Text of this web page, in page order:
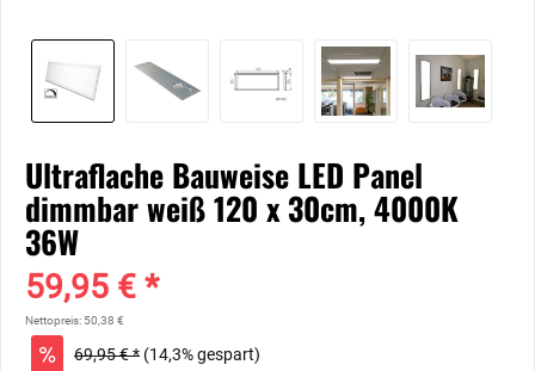
Ultraflache Bauweise LED Panel
dimmbar weiß 120 x 30cm, 4000K
36W
59,95 € *
Nettopreis: 50,38 €
69,95 € * (14,3% gespart)